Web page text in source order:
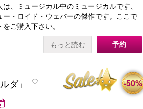
、ミュージカル中のミュージカルです、
・ロイド・ウェバーの傑作です。ここで
ご購入下さい。
もっと読む 予約
ダ」 -50%